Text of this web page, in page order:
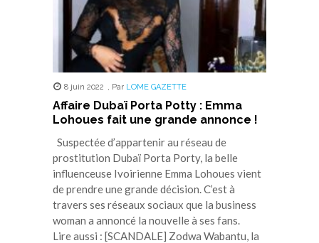
8 juin 2022 , Par LOME GAZETTE
Affaire Dubaï Porta Potty : Emma
Lohoues fait une grande annonce !
Suspectée d’appartenir au réseau de
prostitution Dubaï Porta Porty, la belle
influenceuse Ivoirienne Emma Lohoues vient
de prendre une grande décision. C’est à
travers ses réseaux sociaux que la business
woman a annoncé la nouvelle à ses fans.
Lire aussi : [SCANDALE] Zodwa Wabantu, la